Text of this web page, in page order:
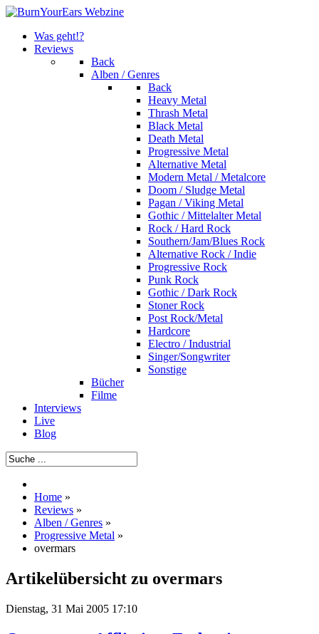
Was geht!?
Reviews
Back
Alben / Genres
Back
Heavy Metal
Thrash Metal
Black Metal
Death Metal
Progressive Metal
Alternative Metal
Modern Metal / Metalcore
Doom / Sludge Metal
Pagan / Viking Metal
Gothic / Mittelalter Metal
Rock / Hard Rock
Southern/Jam/Blues Rock
Alternative Rock / Indie
Progressive Rock
Punk Rock
Gothic / Dark Rock
Stoner Rock
Post Rock/Metal
Hardcore
Electro / Industrial
Singer/Songwriter
Sonstige
Bücher
Filme
Interviews
Live
Blog
Home »
Reviews »
Alben / Genres »
Progressive Metal »
overmars
Artikelübersicht zu overmars
Dienstag, 31 Mai 2005 17:10